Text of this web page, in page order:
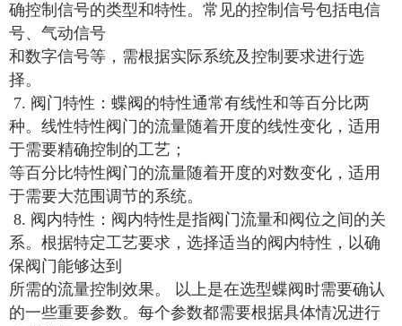
确控制信号的类型和特性。常见的控制信号包括电信
号、气动信号
和数字信号等，需根据实际系统及控制要求进行选
择。
7. 阀门特性：蝶阀的特性通常有线性和等百分比两
种。线性特性阀门的流量随着开度的线性变化，适用
于需要精确控制的工艺；
等百分比特性阀门的流量随着开度的对数变化，适用
于需要大范围调节的系统。
8. 阀内特性：阀内特性是指阀门流量和阀位之间的关
系。根据特定工艺要求，选择适当的阀内特性，以确
保阀门能够达到
所需的流量控制效果。 以上是在选型蝶阀时需要确认
的一些重要参数。每个参数都需要根据具体情况进行